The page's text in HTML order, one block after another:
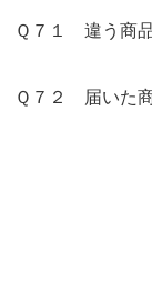
Ｑ７１ 違う商
Ｑ７２ 届いた